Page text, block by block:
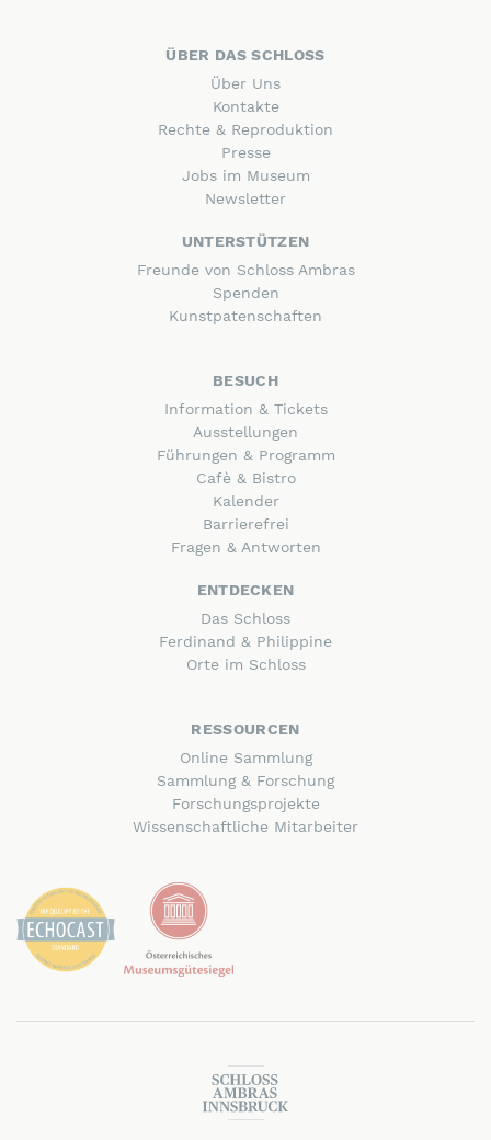
ÜBER DAS SCHLOSS
Über Uns
Kontakte
Rechte & Reproduktion
Presse
Jobs im Museum
Newsletter
UNTERSTÜTZEN
Freunde von Schloss Ambras
Spenden
Kunstpatenschaften
BESUCH
Information & Tickets
Ausstellungen
Führungen & Programm
Cafè & Bistro
Kalender
Barrierefrei
Fragen & Antworten
ENTDECKEN
Das Schloss
Ferdinand & Philippine
Orte im Schloss
RESSOURCEN
Online Sammlung
Sammlung & Forschung
Forschungsprojekte
Wissenschaftliche Mitarbeiter